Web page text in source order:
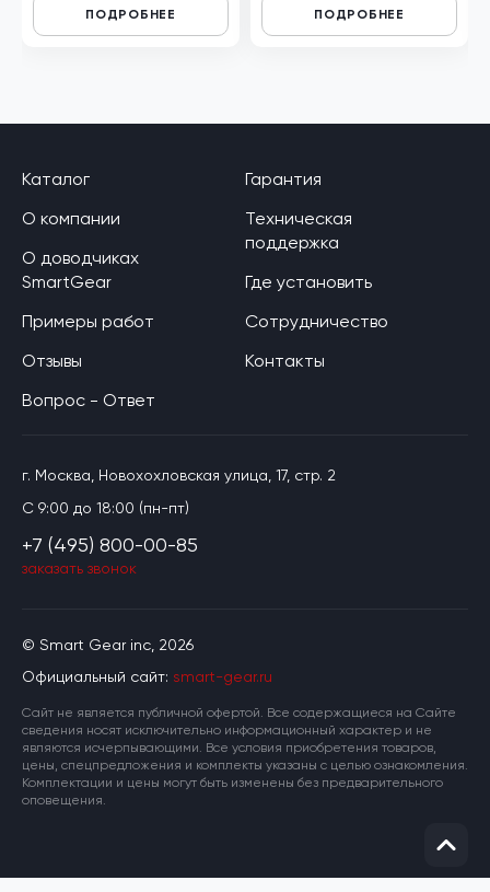
ПОДРОБНЕЕ ПОДРОБНЕЕ
© Smart Gear inc, 2026
Официальный сайт: smart-gear.ru
Cайт не является публичной офертой. Все содержащиеся на Сайте
сведения носят исключительно информационный характер и не
являются исчерпывающими. Все условия приобретения товаров,
цены, спецпредложения и комплекты указаны с целью ознакомления.
Комплектации и цены могут быть изменены без предварительного
оповещения.
Каталог
О компании
О доводчиках
SmartGear
Примеры работ
Отзывы
Вопрос - Ответ
Гарантия
Техническая
поддержка
Где установить
Сотрудничество
Контакты
г. Москва, Новохохловская улица, 17, стр. 2
C 9:00 до 18:00 (пн-пт)
+7 (495) 800-00-85
заказать звонок